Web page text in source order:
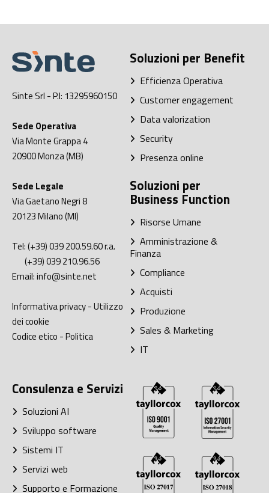
Sinte Srl - P.I: 13295960150
Sede Operativa
Via Monte Grappa 4
20900Monza (MB)
Sede Legale
Via Gaetano Negri 8
20123Milano (MI)
Tel:(+39) 039 200.59.60r.a.
(+39) 039 210.96.56
Email:info@sinte.net
Informativa privacy-Utilizzo
dei cookie
Codice etico -Politica
Soluzioni per Benefit
Efficienza Operativa
Customer engagement
Data valorization
Security
Presenza online
Soluzioni per
Business Function
Risorse Umane
Amministrazione &
Finanza
Compliance
Acquisti
Produzione
Sales & Marketing
IT
Consulenza e Servizi
Soluzioni AI
Sviluppo software
Sistemi IT
Servizi web
Supporto e Formazione